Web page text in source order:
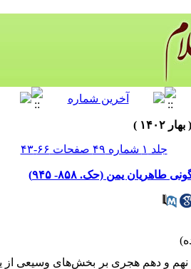
جلد ۱ شماره ۴۹ صفحات ۶۶-۴۳
یمن (حک. ۸۵۸- ۹۴۵)
و دهم هجری بر بخش‌های وسیعی از